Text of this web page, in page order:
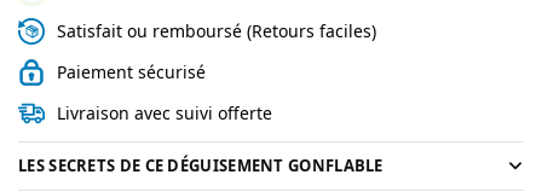
Satisfait ou remboursé (Retours faciles)
Paiement sécurisé
Livraison avec suivi offerte
LES SECRETS DE CE DÉGUISEMENT GONFLABLE